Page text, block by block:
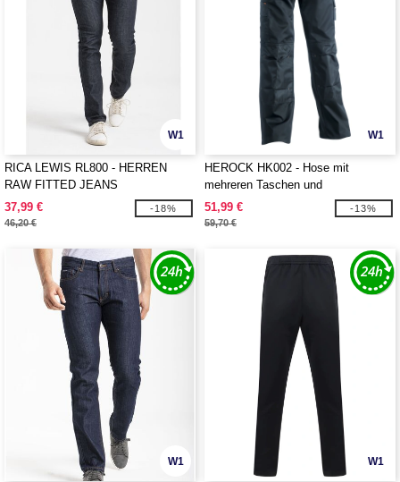
W1
RICA LEWIS RL800 - HERREN
RAW FITTED JEANS
37,99 €
46,20 €
-18%
W1
HEROCK HK002 - Hose mit
mehreren Taschen und
Verstärkungen
51,99 €
59,70 €
-13%
W1 W1